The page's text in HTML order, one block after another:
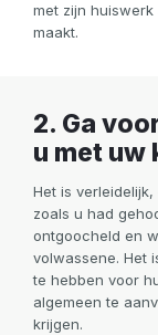
met zijn
maakt.
2. Ga voor een positief betoog als
u met uw
Het is
zoals u had
ontgoocheld en
volwassene. Het
te hebben voor
algemeen te
krijgen.